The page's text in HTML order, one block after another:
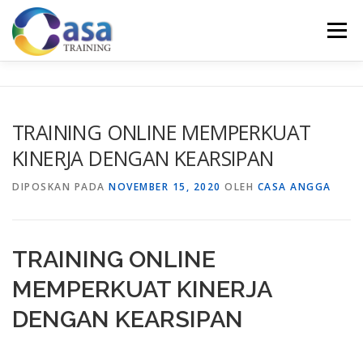
Lompat
konten
Menu
KONTAK KAMI SERTIFIKASI EVALUASI
TRAINING ONLINE MEMPERKUAT
KINERJA DENGAN KEARSIPAN
DIPOSKAN PADA NOVEMBER 15, 2020 OLEH CASA ANGGA
TRAINING ONLINE
MEMPERKUAT KINERJA
DENGAN KEARSIPAN